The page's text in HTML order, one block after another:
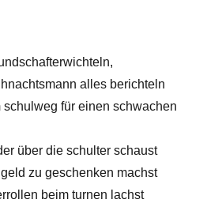
alles berichteln
für einen schwachen
über die schulter schaust
zu geschenken machst
beim turnen lachst